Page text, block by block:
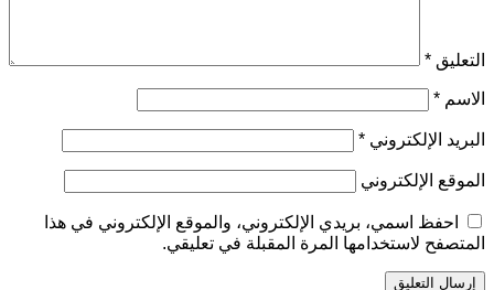
التعليق *
الاسم *
البريد الإلكتروني *
الموقع الإلكتروني
احفظ اسمي، بريدي الإلكتروني، والموقع الإلكتروني في هذا
المتصفح لاستخدامها المرة المقبلة في تعليقي.